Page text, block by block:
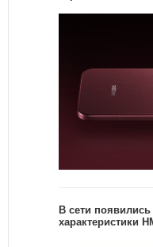
В сети
характеристики